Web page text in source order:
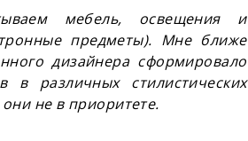
мебель, освещения и
предметы). Мне ближе
дизайнера сформировало
в различных стилистических
не в приоритете.